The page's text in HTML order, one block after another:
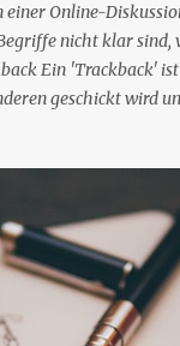
einer Online-
nicht klar sind,
Ein 'Trackback'
geschickt wird
zu sagen hatte." Diese
'angestoßen' in dem
einen 'Ping'
meines Eintrags,
man nichts Anderes